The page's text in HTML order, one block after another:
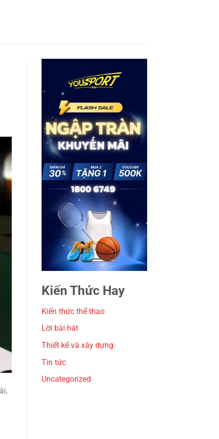
Kiến Thức Hay
Kiến thức thể thao
Lời bài hát
Thiết kế và xây dựng
Tin tức
Uncategorized